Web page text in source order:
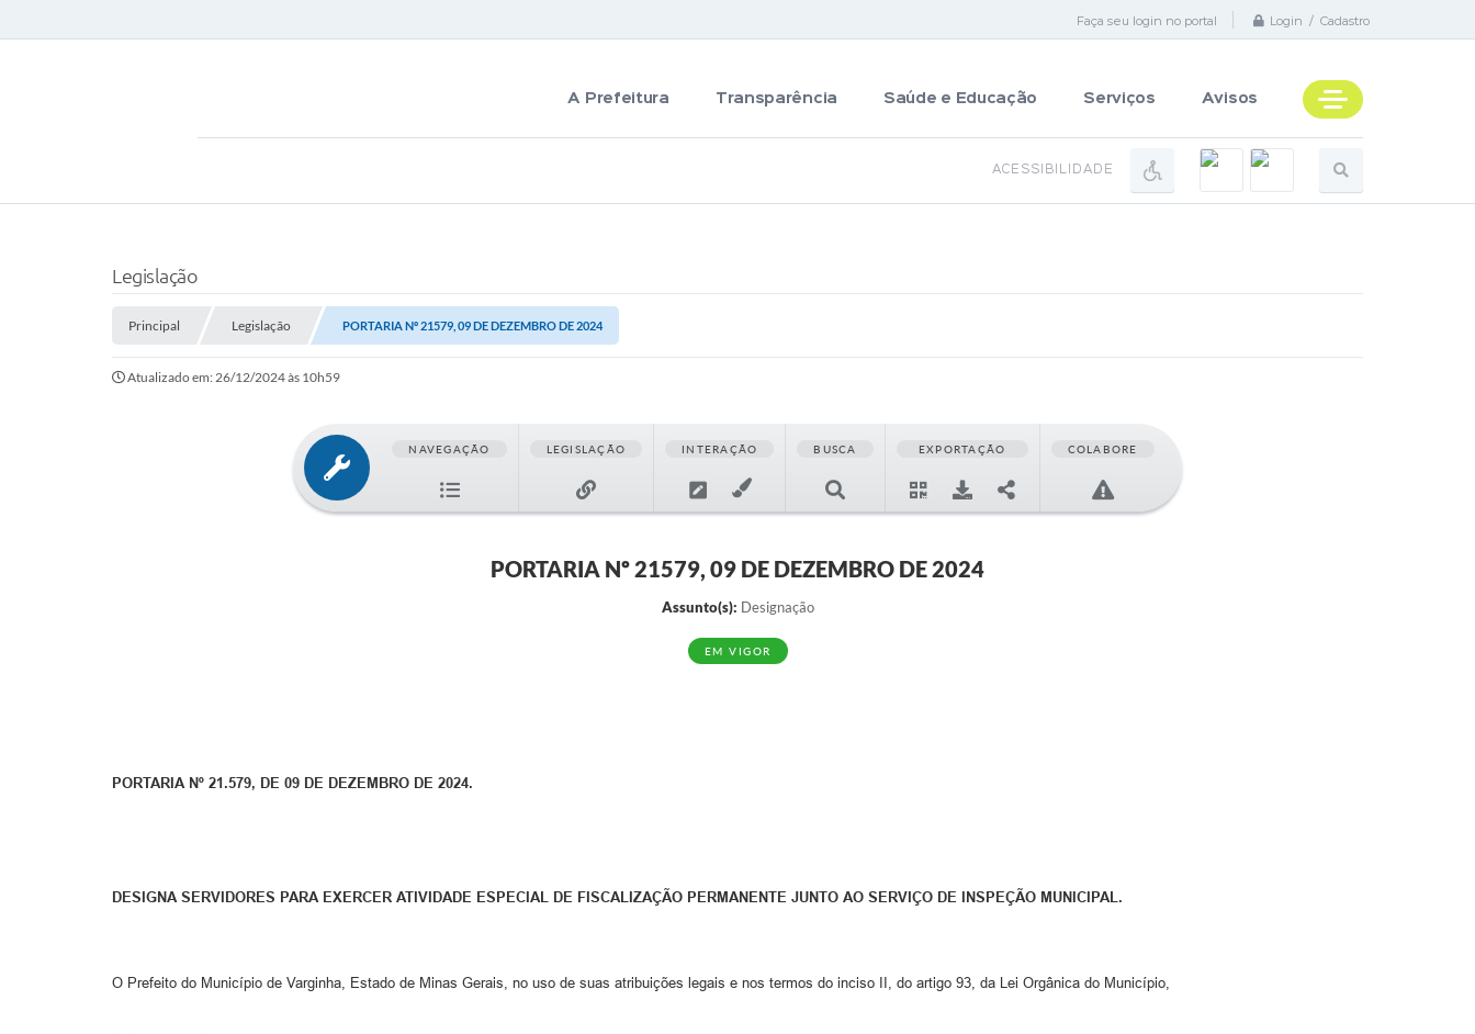
Faça seu login no portal Login / Cadastro
A Prefeitura Transparência Saúde e Educação Serviços Avisos
ACESSIBILIDADE
Legislação
Principal Legislação PORTARIA Nº 21579, 09 DE DEZEMBRO DE 2024
Atualizado em: 26/12/2024 às 10h59
NAVEGAÇÃO LEGISLAÇÃO INTERAÇÃO BUSCA EXPORTAÇÃO COLABORE
PORTARIA Nº 21579, 09 DE DEZEMBRO DE 2024
Assunto(s): Designação
EM VIGOR
PORTARIA Nº 21.579, DE 09 DE DEZEMBRO DE 2024.
DESIGNA SERVIDORES PARA EXERCER ATIVIDADE ESPECIAL DE FISCALIZAÇÃO PERMANENTE JUNTO AO SERVIÇO DE INSPEÇÃO MUNICIPAL.
O Prefeito do Município de Varginha, Estado de Minas Gerais, no uso de suas atribuições legais e nos termos do inciso II, do artigo 93, da Lei Orgânica do Município,